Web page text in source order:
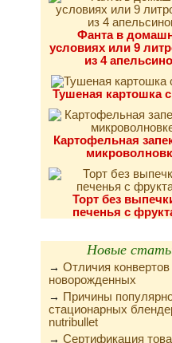
Фанта в
условиях или 9
из 4
Тушеная картошка
Картофельная
Торт без
печенья с
Новые
→ Отличия
новорожденных
→ Причины
стационарных
nutribullet
→ Сертификация